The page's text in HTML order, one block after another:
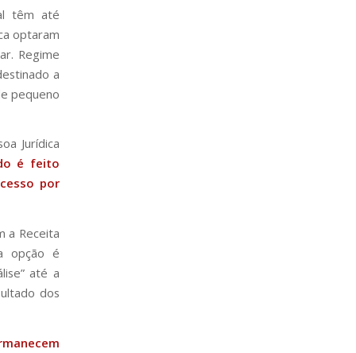
têm até
optaram
Regime
a
pequeno
Jurídica
é feito
por
a Receita
opção é
até a
dos